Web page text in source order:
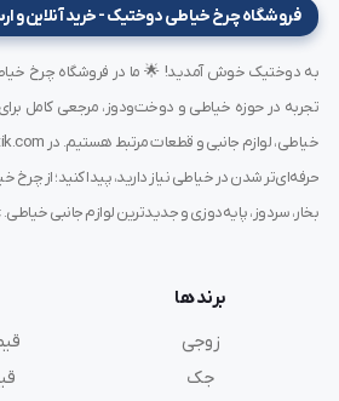
فروشگاه چرخ خیاطی دوختیک - خرید آنلاین و
تجربه در حوزه خیاطی و دوخت‌ودوز، مرجعی کامل
حرفه‌ای‌تر شدن در خیاطی نیاز دارید، پیدا کنید؛ از چرخ
بخار، سردوز، پایه‌دوزی و جدیدترین لوازم جانبی
برند ها
زوجی
جک